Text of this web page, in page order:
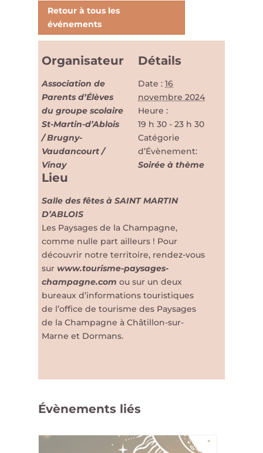
Détails
Date : 16
novembre 2024
Heure :
19 h 30 - 23 h 30
Catégorie
d’Évènement:
Soirée à thème
Lieu
Salle des fêtes à SAINT MARTIN
D’ABLOIS
Les Paysages de la Champagne,
comme nulle part ailleurs ! Pour
découvrir notre territoire, rendez-vous
sur www.tourisme-paysages-
champagne.com ou sur un deux
bureaux d’informations touristiques
de l’office de tourisme des Paysages
de la Champagne à Châtillon-sur-
Marne et Dormans.
Organisateur
Association de
Parents d’Élèves
du groupe scolaire
St-Martin-d’Ablois
/ Brugny-
Vaudancourt /
Vinay
Évènements liés
Retour à tous les
événements